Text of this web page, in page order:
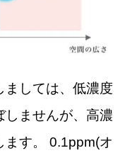
ましては、低濃度
しませんが、高濃
ます。 0.1ppm(オ